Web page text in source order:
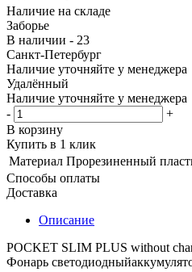
Наличие на складе
Заборье
В наличии - 23
Санкт-Петербург
Наличие уточняйте у менеджера
Удалённый
Наличие уточняйте у менеджера
-
+
В корзину
Купить в 1 клик
Материал Прорезиненный
Способы оплаты
Доставка
Описание
POCKET SLIM PLUS without
Фонарь